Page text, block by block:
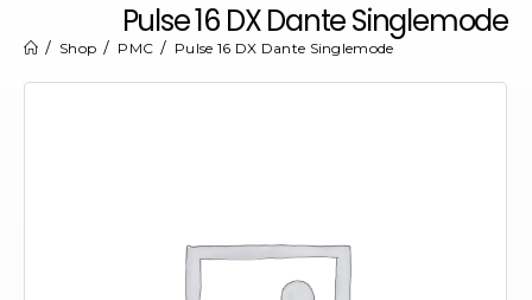
Pulse 16 DX Dante Singlemode
Shop PMC Pulse 16 DX Dante Singlemode